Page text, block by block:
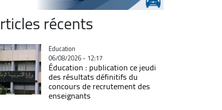
récents
Catégorie
Education
06/08/2026 - 12:17
Éducation : publication ce jeudi
des résultats définitifs du
concours de recrutement des
enseignants